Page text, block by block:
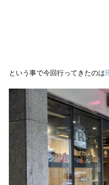
という事で今回行ってきたのは